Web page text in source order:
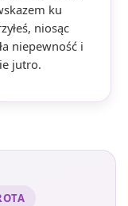
ku
niosąc
niepewność i
jutro.